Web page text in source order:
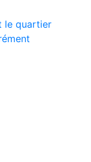
le quartier